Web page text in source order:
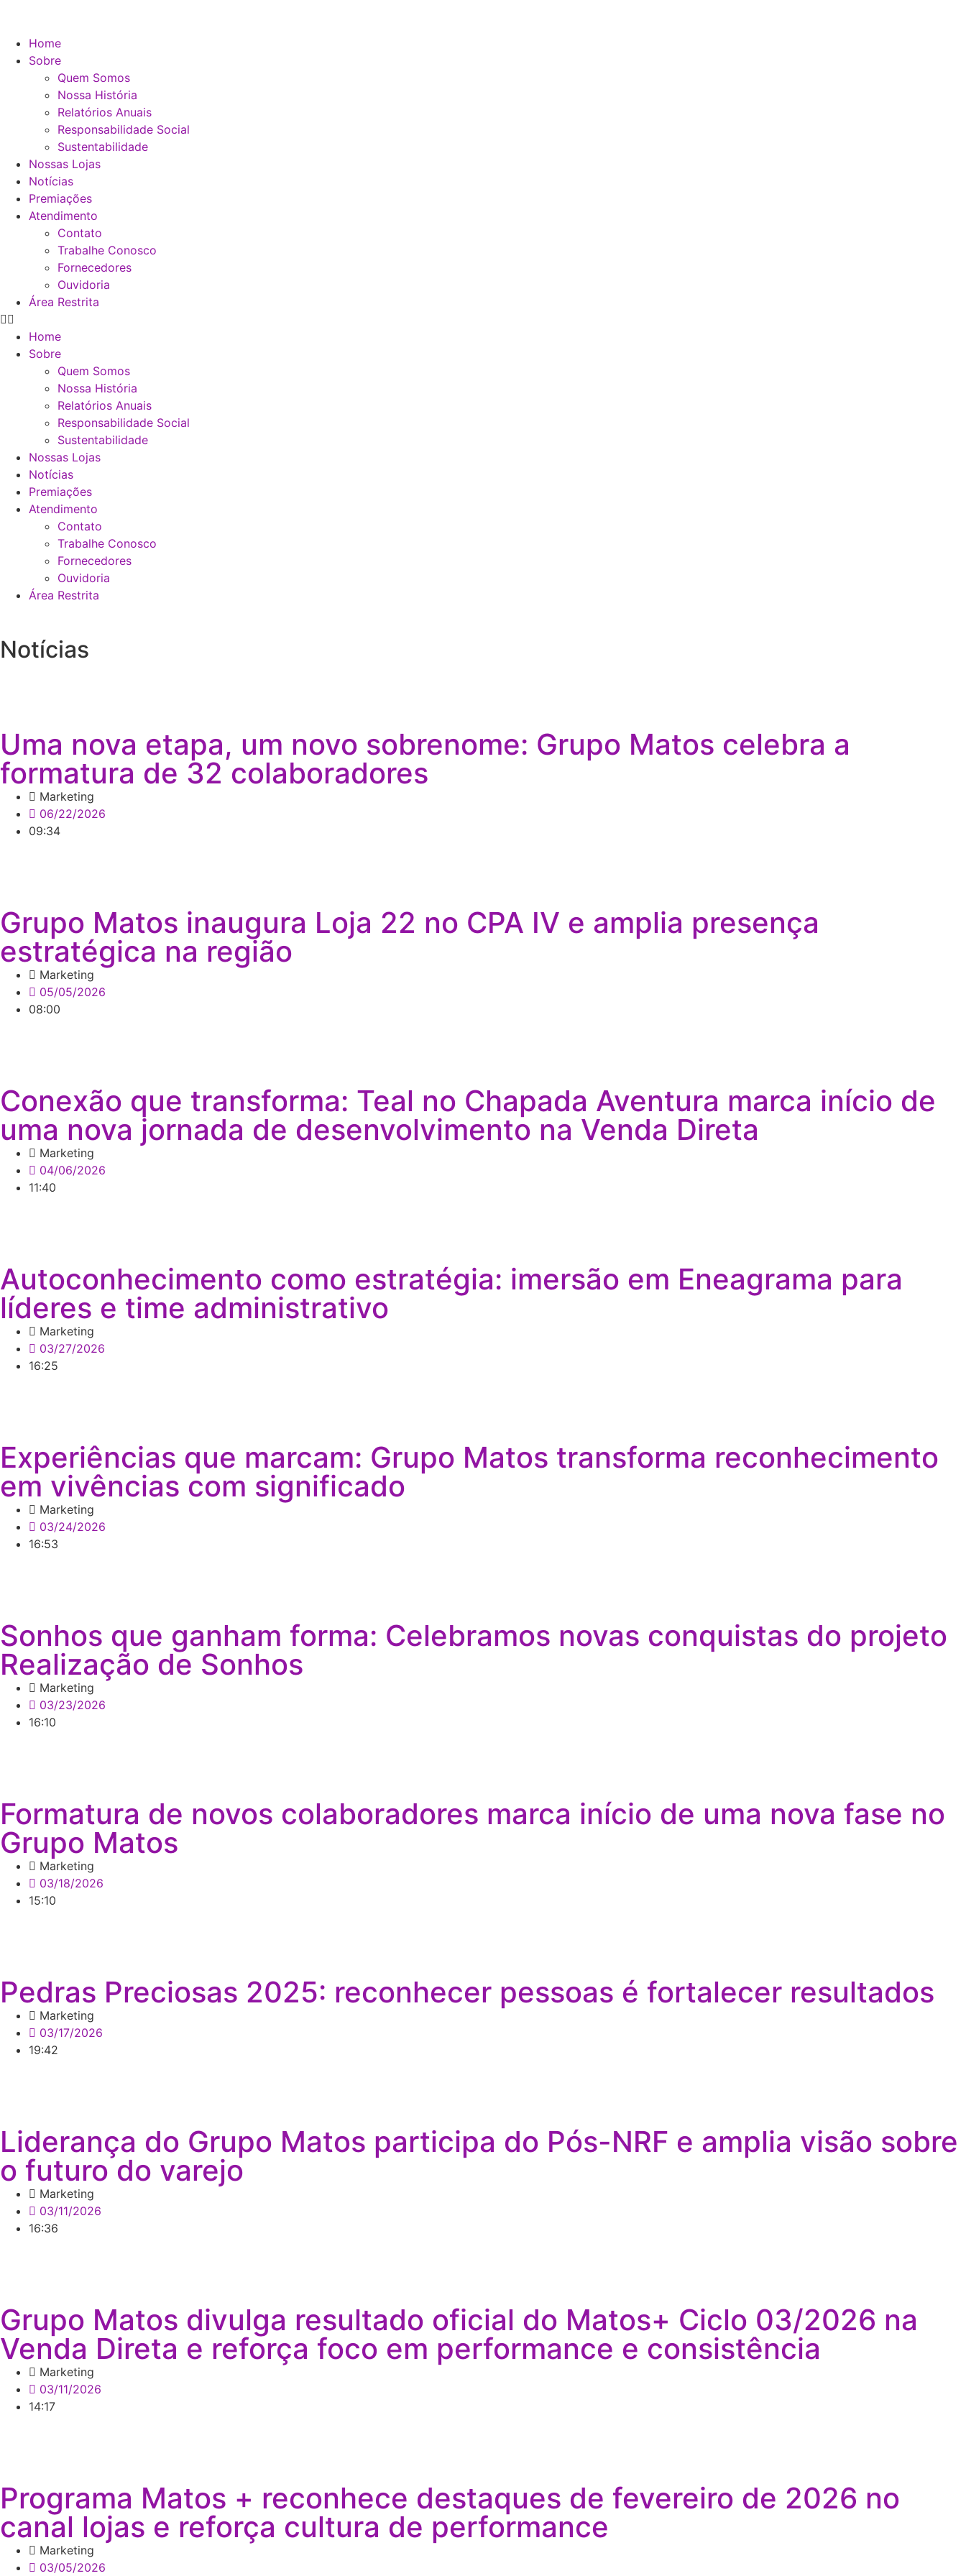
Home
Sobre
Quem Somos
Nossa História
Relatórios Anuais
Responsabilidade Social
Sustentabilidade
Nossas Lojas
Notícias
Premiações
Atendimento
Contato
Trabalhe Conosco
Fornecedores
Ouvidoria
Área Restrita
Home
Sobre
Quem Somos
Nossa História
Relatórios Anuais
Responsabilidade Social
Sustentabilidade
Nossas Lojas
Notícias
Premiações
Atendimento
Contato
Trabalhe Conosco
Fornecedores
Ouvidoria
Área Restrita
Notícias
Uma nova etapa, um novo sobrenome: Grupo Matos celebra a
formatura de 32 colaboradores
Marketing
06/22/2026
09:34
Grupo Matos inaugura Loja 22 no CPA IV e amplia presença
estratégica na região
Marketing
05/05/2026
08:00
Conexão que transforma: Teal no Chapada Aventura marca início de
uma nova jornada de desenvolvimento na Venda Direta
Marketing
04/06/2026
11:40
Autoconhecimento como estratégia: imersão em Eneagrama para
líderes e time administrativo
Marketing
03/27/2026
16:25
Experiências que marcam: Grupo Matos transforma reconhecimento
em vivências com significado
Marketing
03/24/2026
16:53
Sonhos que ganham forma: Celebramos novas conquistas do projeto
Realização de Sonhos
Marketing
03/23/2026
16:10
Formatura de novos colaboradores marca início de uma nova fase no
Grupo Matos
Marketing
03/18/2026
15:10
Pedras Preciosas 2025: reconhecer pessoas é fortalecer resultados
Marketing
03/17/2026
19:42
Liderança do Grupo Matos participa do Pós-NRF e amplia visão sobre
o futuro do varejo
Marketing
03/11/2026
16:36
Grupo Matos divulga resultado oficial do Matos+ Ciclo 03/2026 na
Venda Direta e reforça foco em performance e consistência
Marketing
03/11/2026
14:17
Programa Matos + reconhece destaques de fevereiro de 2026 no
canal lojas e reforça cultura de performance
Marketing
03/05/2026